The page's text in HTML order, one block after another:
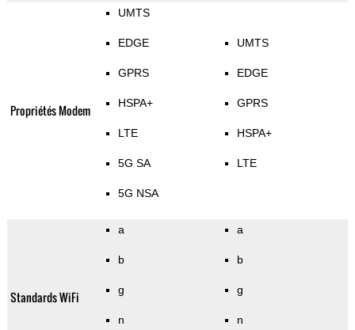
Propriétés Modem
UMTS
EDGE
GPRS
HSPA+
LTE
5G SA
5G NSA
UMTS
EDGE
GPRS
HSPA+
LTE
Standards WiFi
a
b
g
n
a
b
g
n